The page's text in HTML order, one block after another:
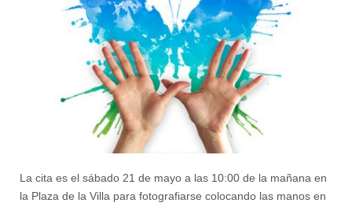
La cita es el sábado 21 de mayo a las 10:00 de la mañana en
la Plaza de la Villa para fotografiarse colocando las manos en